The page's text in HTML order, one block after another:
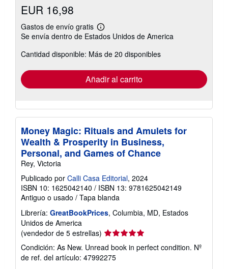
EUR 16,98
Gastos de envío gratis
Más
información
las
envío
Se envía dentro de Estados Unidos de America
Cantidad disponible: Más de 20 disponibles
Añadir al carrito
Money Magic: Rituals and Amulets for
Wealth & Prosperity in Business,
Personal, and Games of Chance
Rey, Victoria
Publicado por Calli Casa Editorial, 2024
ISBN 10: 1625042140 / ISBN 13: 9781625042149
Antiguo o usado / Tapa blanda
Librería: GreatBookPrices, Columbia, MD, Estados
Unidos de America
(vendedor de 5 estrellas) Calificación
del
vendedor:
5
Condición: As New. Unread book in perfect condition. Nº
de ref. del artículo: 47992275